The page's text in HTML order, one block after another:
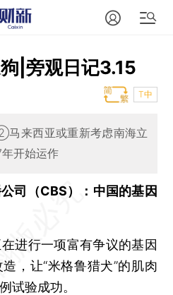
|旁观日记3.15
T中
来西亚或重新考虑南海立
开始运作
司（CBS）：中国的基因
行一项富有争议的基因
，让“米格鲁猎犬”的肌肉
试验成功。